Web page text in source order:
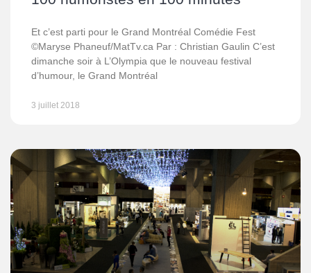
Et c’est parti pour le Grand Montréal Comédie Fest
©Maryse Phaneuf/MatTv.ca Par : Christian Gaulin C’est
dimanche soir à L’Olympia que le nouveau festival
d’humour, le Grand Montréal
3 juillet 2018